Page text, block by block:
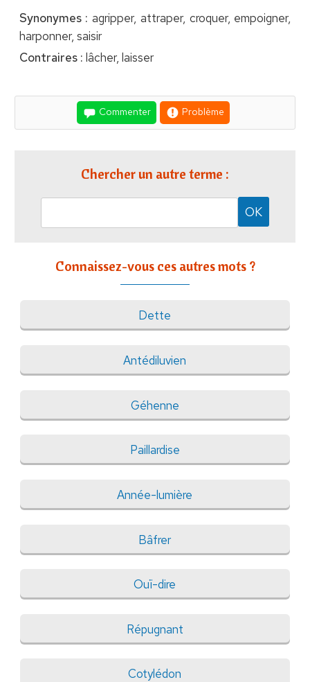
Synonymes : agripper, attraper, croquer, empoigner,
harponner, saisir
Contraires : lâcher, laisser
Commenter Problème
Chercher un autre terme :
Connaissez-vous ces autres mots ?
Dette
Antédiluvien
Géhenne
Paillardise
Année-lumière
Bâfrer
Ouï-dire
Répugnant
Cotylédon